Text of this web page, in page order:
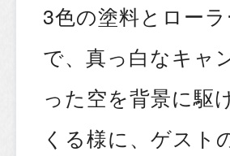
3色の塗料とロー
で、真っ白なキャ
った空を背景に駆
くる様に、ゲスト